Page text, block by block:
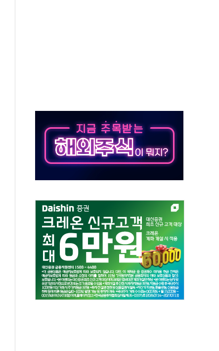
습 한계·탄약 부족 현실화
㎜ 폭우…강원 동해안 강한 비 이어져
…60대 남성 2명 숨져
날 참석..."국제적 시민 연대로 목소리 내야"
종 60대 나흘만에 숨진 채 발견
해 10대 아들 체포
친 정청래…제주 연설서 신경전 고조